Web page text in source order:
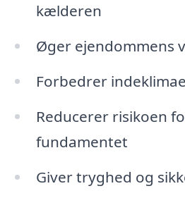
kælderen
Øger ejendommens
Forbedrer
Reducerer risikoen
fundamentet
Giver tryghed og